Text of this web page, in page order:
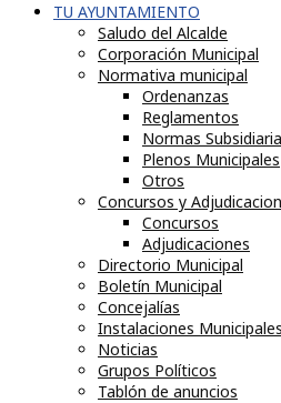
TU AYUNTAMIENTO
Saludo del Alcalde
Corporación Municipal
Normativa municipal
Ordenanzas
Reglamentos
Normas
Plenos Municipales
Otros
Concursos y
Concursos
Adjudicaciones
Directorio Municipal
Boletín Municipal
Concejalías
Instalaciones Municipales
Noticias
Grupos Políticos
Tablón de anuncios